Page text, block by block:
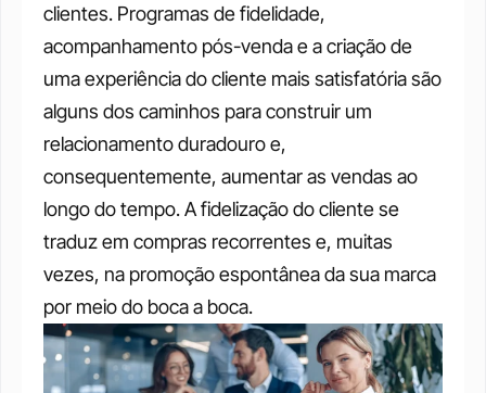
clientes. Programas de fidelidade,
acompanhamento pós-venda e a criação de
uma experiência do cliente mais satisfatória são
alguns dos caminhos para construir um
relacionamento duradouro e,
consequentemente, aumentar as vendas ao
longo do tempo. A fidelização do cliente se
traduz em compras recorrentes e, muitas
vezes, na promoção espontânea da sua marca
por meio do boca a boca.